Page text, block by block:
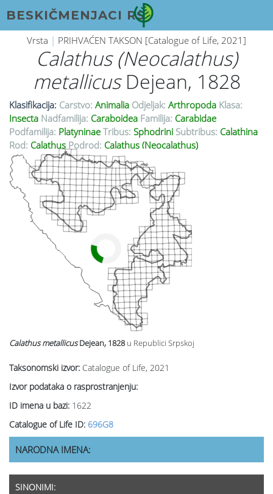
BESKIČMENJACI RS
Vrsta | PRIHVAĆEN TAKSON [Catalogue of Life, 2021]
Calathus (Neocalathus)
metallicus Dejean, 1828
Klasifikacija: Carstvo: Animalia Odjeljak: Arthropoda Klasa:
Insecta Nadfamilija: Caraboidea Familija: Carabidae
Podfamilija: Platyninae Tribus: Sphodrini Subtribus: Calathina
Rod: Calathus Podrod: Calathus (Neocalathus)
Taksonomski izvor: Catalogue of Life, 2021
Izvor podataka o rasprostranjenju:
ID imena u bazi: 1622
Catalogue of Life ID: 696G8
Calathus metallicusDejean, 1828 u Republici Srpskoj
NARODNA IMENA:
SINONIMI: